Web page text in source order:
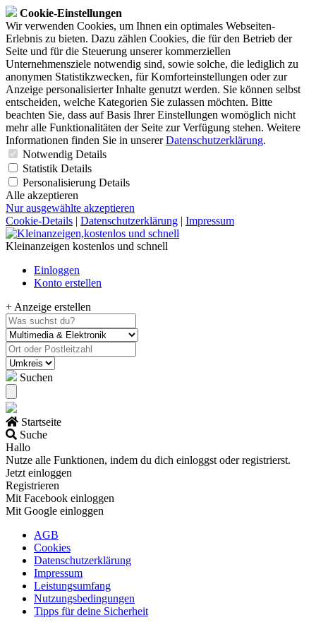
Cookie-Einstellungen
Wir verwenden Cookies, um Ihnen ein optimales Webseiten-
Erlebnis zu bieten. Dazu zählen Cookies, die für den Betrieb der
Seite und für die Steuerung unserer kommerziellen
Unternehmensziele notwendig sind, sowie solche, die lediglich zu
anonymen Statistikzwecken, für Komforteinstellungen oder zur
Anzeige personalisierter Inhalte genutzt werden. Sie können selbst
entscheiden, welche Kategorien Sie zulassen möchten. Bitte
beachten Sie, dass auf Basis Ihrer Einstellungen womöglich nicht
mehr alle Funktionalitäten der Seite zur Verfügung stehen. Weitere
Informationen finden Sie in unsererDatenschutzerklärung.
Notwendig Details
Statistik Details
Personalisierung Details
Alle akzeptieren
Nur ausgewählte akzeptieren
Cookie-Details | Datenschutzerklärung | Impressum
Kleinanzeigen kostenlos und schnell
Einloggen
Konto erstellen
+ Anzeige erstellen
Suchen
Startseite
Suche
Hallo
Nutze alle Funktionen, indem du dich einloggst oder registrierst.
Jetzt einloggen
Registrieren
Mit Facebook einloggen
Mit Google einloggen
AGB
Cookies
Datenschutzerklärung
Impressum
Leistungsumfang
Nutzungsbedingungen
Tipps für deine Sicherheit